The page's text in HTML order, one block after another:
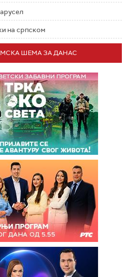
на српском
ШЕМА ЗА ДАНАС